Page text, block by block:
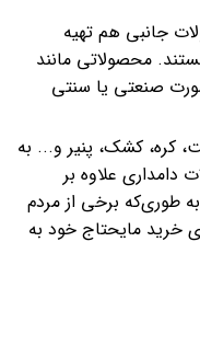
جانبی هم تهیه
محصولاتی مانند
صنعتی یا سنتی
کره، کشک، پنیر و... به
علاوه بر
طوری‌که برخی از مردم
خرید مایحتاج خود به